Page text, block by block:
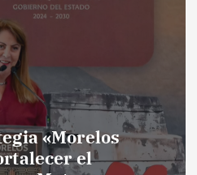
n
t
r
a
«Morelos
el